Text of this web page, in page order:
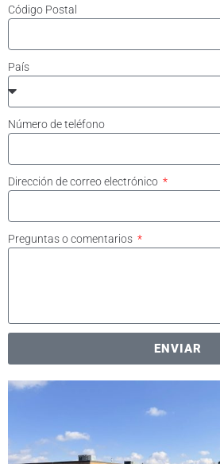
Código Postal
País
Número de teléfono
Dirección de correo electrónico
Preguntas o comentarios
ENVIAR